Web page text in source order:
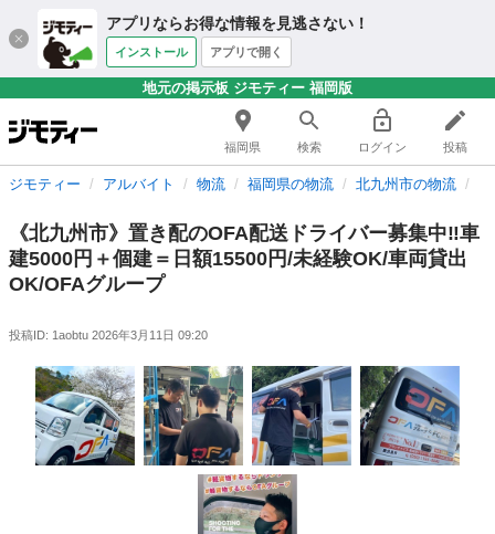
アプリならお得な情報を見逃さない！
インストール アプリで開く
地元の掲示板 ジモティー 福岡版
福岡県 検索 ログイン 投稿
ジモティー アルバイト 物流 福岡県の物流 北九州市の物流
《北九州市》置き配のOFA配送ドライバー募集中‼️車
建5000円＋個建＝日額15500円/未経験OK/車両貸出
OK/OFAグループ
投稿ID: 1aobtu 2026年3月11日 09:20